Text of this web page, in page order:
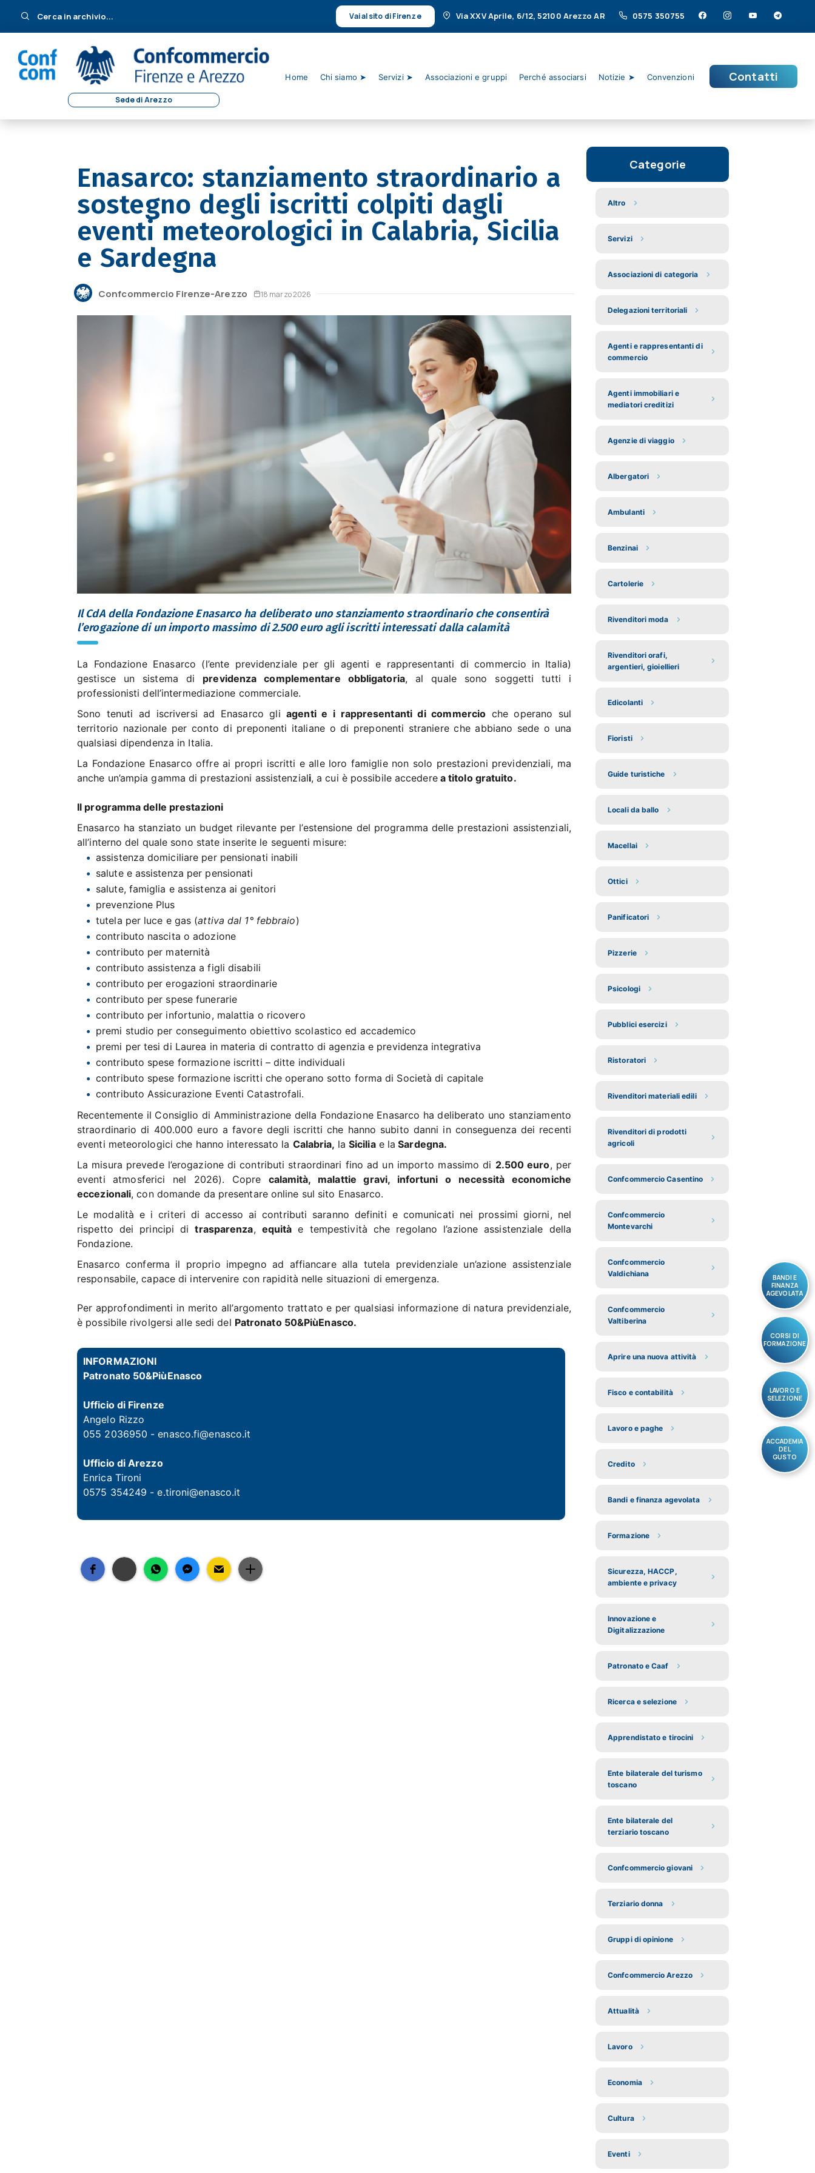
BANDI E
FINANZA
AGEVOLATA
CORSI DI
FORMAZIONE
LAVORO E
SELEZIONE
ACCADEMIA
DEL
GUSTO
Cerca in archivio... Vai al sito di Firenze Via XXV Aprile, 6/12, 52100 Arezzo AR 0575 350755
Sede di Arezzo
Home Chi siamo ➤ Servizi ➤ Associazioni e gruppi Perché associarsi Notizie ➤ Convenzioni Contatti
Enasarco: stanziamento straordinario a
sostegno degli iscritti colpiti dagli
eventi meteorologici in Calabria, Sicilia
e Sardegna
Confcommercio Firenze-Arezzo 18 marzo 2026
Il CdA della Fondazione Enasarco ha deliberato uno stanziamento straordinario che consentirà
l’erogazione di un importo massimo di 2.500 euro agli iscritti interessati dalla calamità
La Fondazione Enasarco (l’ente previdenziale per gli agenti e rappresentanti di commercio in Italia)
gestisce un sistema di previdenza complementare obbligatoria, al quale sono soggetti tutti i
professionisti dell’intermediazione commerciale.
Sono tenuti ad iscriversi ad Enasarco gliagenti e i rappresentanti di commercio che operano sul
territorio nazionale per conto di preponenti italiane o di preponenti straniere che abbiano sede o una
qualsiasi dipendenza in Italia.
La Fondazione Enasarco offre ai propri iscritti e alle loro famiglie non solo prestazioni previdenziali, ma
anche un’ampia gamma di prestazioni assistenziali, a cui è possibile accederea titolo gratuito.
Il programma delle prestazioni
Enasarco ha stanziato un budget rilevante per l’estensione del programma delle prestazioni assistenziali,
all’interno del quale sono state inserite le seguenti misure:
assistenza domiciliare per pensionati inabili
salute e assistenza per pensionati
salute, famiglia e assistenza ai genitori
prevenzione Plus
tutela per luce e gas (attiva dal 1° febbraio)
contributo nascita o adozione
contributo per maternità
contributo assistenza a figli disabili
contributo per erogazioni straordinarie
contributo per spese funerarie
contributo per infortunio, malattia o ricovero
premi studio per conseguimento obiettivo scolastico ed accademico
premi per tesi di Laurea in materia di contratto di agenzia e previdenza integrativa
contributo spese formazione iscritti – ditte individuali
contributo spese formazione iscritti che operano sotto forma di Società di capitale
contributo Assicurazione Eventi Catastrofali.
Recentemente il Consiglio di Amministrazione della Fondazione Enasarco ha deliberato uno stanziamento
straordinario di 400.000 euro a favore degli iscritti che hanno subito danni in conseguenza dei recenti
eventi meteorologici che hanno interessato la Calabria, la Siciliae la Sardegna.
La misura prevede l’erogazione di contributi straordinari fino ad un importo massimo di 2.500 euro, per
eventi atmosferici nel 2026). Copre calamità, malattie gravi, infortuni o necessità economiche
eccezionali, con domande da presentare online sul sito Enasarco.
Le modalità e i criteri di accesso ai contributi saranno definiti e comunicati nei prossimi giorni, nel
rispetto dei principi ditrasparenza, equità e tempestività che regolano l’azione assistenziale della
Fondazione.
Enasarco conferma il proprio impegno ad affiancare alla tutela previdenziale un’azione assistenziale
responsabile, capace di intervenire con rapidità nelle situazioni di emergenza.
Per approfondimenti in merito all’argomento trattato e per qualsiasi informazione di natura previdenziale,
è possibile rivolgersi alle sedi del Patronato 50&PiùEnasco.
INFORMAZIONI
Patronato 50&PiùEnasco
Ufficio di Firenze
Angelo Rizzo
055 2036950 - enasco.fi@enasco.it
Ufficio di Arezzo
Enrica Tironi
0575 354249 -e.tironi@enasco.it
Categorie
Altro
Servizi
Associazioni di categoria
Delegazioni territoriali
Agenti e rappresentanti di
commercio
Agenti immobiliari e
mediatori creditizi
Agenzie di viaggio
Albergatori
Ambulanti
Benzinai
Cartolerie
Rivenditori moda
Rivenditori orafi,
argentieri, gioiellieri
Edicolanti
Fioristi
Guide turistiche
Locali da ballo
Macellai
Ottici
Panificatori
Pizzerie
Psicologi
Pubblici esercizi
Ristoratori
Rivenditori materiali edili
Rivenditori di prodotti
agricoli
Confcommercio Casentino
Confcommercio
Montevarchi
Confcommercio
Valdichiana
Confcommercio
Valtiberina
Aprire una nuova attività
Fisco e contabilità
Lavoro e paghe
Credito
Bandi e finanza agevolata
Formazione
Sicurezza, HACCP,
ambiente e privacy
Innovazione e
Digitalizzazione
Patronato e Caaf
Ricerca e selezione
Apprendistato e tirocini
Ente bilaterale del turismo
toscano
Ente bilaterale del
terziario toscano
Confcommercio giovani
Terziario donna
Gruppi di opinione
Confcommercio Arezzo
Attualità
Lavoro
Economia
Cultura
Eventi